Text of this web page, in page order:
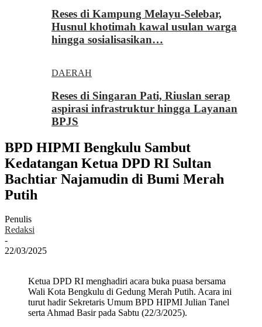
Reses di Kampung Melayu-Selebar,
Husnul khotimah kawal usulan warga
hingga sosialisasikan…
DAERAH
Reses di Singaran Pati, Riuslan serap
aspirasi infrastruktur hingga Layanan
BPJS
BPD HIPMI Bengkulu Sambut
Kedatangan Ketua DPD RI Sultan
Bachtiar Najamudin di Bumi Merah
Putih
Penulis
Redaksi
-
22/03/2025
Ketua DPD RI menghadiri acara buka puasa bersama
Wali Kota Bengkulu di Gedung Merah Putih. Acara ini
turut hadir Sekretaris Umum BPD HIPMI Julian Tanel
serta Ahmad Basir pada Sabtu (22/3/2025).